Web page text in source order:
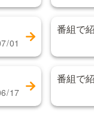
01
番組で
17
番組で